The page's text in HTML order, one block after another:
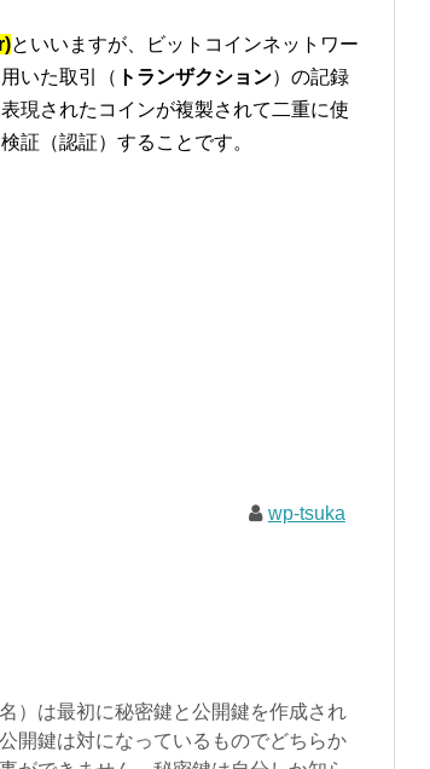
といいますが、ビットコインネットワー
いた取引（ トランザクション）の記録
現されたコインが複製されて二重に使
証（認証）することです。
wp-tsuka
）は最初に秘密鍵と公開鍵を作成され
開鍵は対になっているものでどちらか